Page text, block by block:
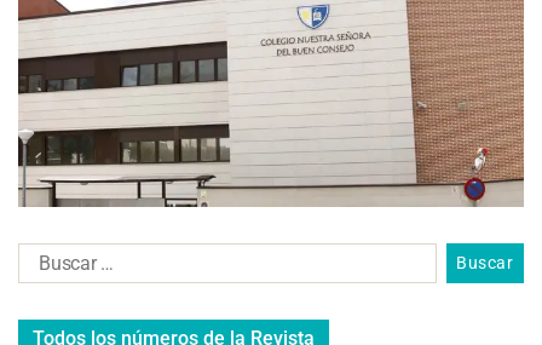
Todos los números de la Revista